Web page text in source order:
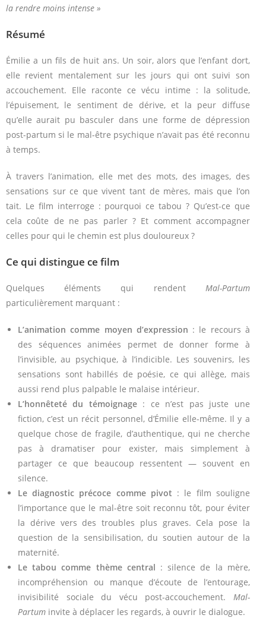
la rendre moins intense »
Résumé
Émilie a un fils de huit ans. Un soir, alors que l’enfant dort,
elle revient mentalement sur les jours qui ont suivi son
accouchement. Elle raconte ce vécu intime : la solitude,
l’épuisement, le sentiment de dérive, et la peur diffuse
qu’elle aurait pu basculer dans une forme de dépression
post-partum si le mal-être psychique n’avait pas été reconnu
à temps.
À travers l’animation, elle met des mots, des images, des
sensations sur ce que vivent tant de mères, mais que l’on
tait. Le film interroge : pourquoi ce tabou ? Qu’est-ce que
cela coûte de ne pas parler ? Et comment accompagner
celles pour qui le chemin est plus douloureux ?
Ce qui distingue ce film
Quelques éléments qui rendent Mal-Partum
particulièrement marquant :
L’animation comme moyen d’expression : le recours à
des séquences animées permet de donner forme à
l’invisible, au psychique, à l’indicible. Les souvenirs, les
sensations sont habillés de poésie, ce qui allège, mais
aussi rend plus palpable le malaise intérieur.
L’honnêteté du témoignage: ce n’est pas juste une
fiction, c’est un récit personnel, d’Émilie elle-même. Il y a
quelque chose de fragile, d’authentique, qui ne cherche
pas à dramatiser pour exister, mais simplement à
partager ce que beaucoup ressentent — souvent en
silence.
Le diagnostic précoce comme pivot : le film souligne
l’importance que le mal-être soit reconnu tôt, pour éviter
la dérive vers des troubles plus graves. Cela pose la
question de la sensibilisation, du soutien autour de la
maternité.
Le tabou comme thème central : silence de la mère,
incompréhension ou manque d’écoute de l’entourage,
invisibilité sociale du vécu post-accouchement. Mal-
Partum invite à déplacer les regards, à ouvrir le dialogue.